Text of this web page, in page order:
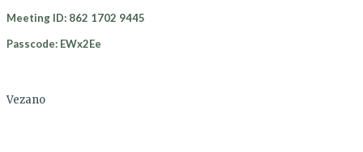
Meeting ID: 862 1702 9445
Passcode: EWx2Ee
Vezano